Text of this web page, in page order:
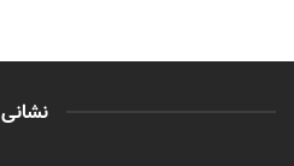
نشانی